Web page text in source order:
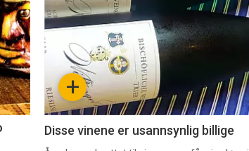
akkurat
nå
3 +
Disse vinene er usannsynlig billige